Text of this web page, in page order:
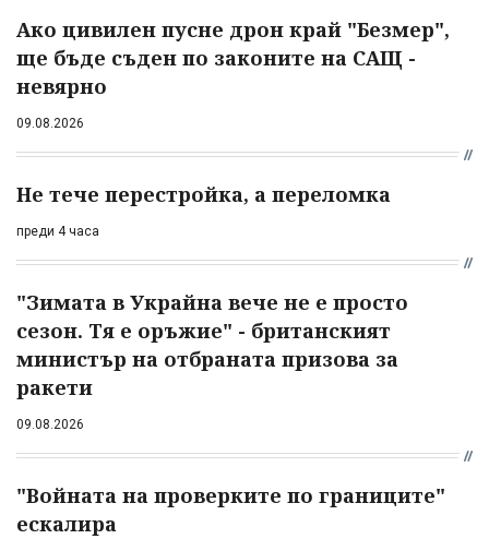
Ако цивилен пусне дрон край "Безмер",
ще бъде съден по законите на САЩ -
невярно
09.08.2026
Не тече перестройка, а переломка
преди 4 часа
"Зимата в Украйна вече не е просто
сезон. Тя е оръжие" - британският
министър на отбраната призова за
ракети
09.08.2026
"Войната на проверките по границите"
ескалира